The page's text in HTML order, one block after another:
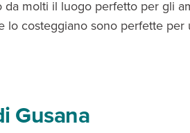
da molti il luogo perfetto per gli
lo costeggiano sono perfette
Gusana